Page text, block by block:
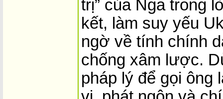
trị” của Nga trong
kết, làm suy yếu
ngờ về tính chính
chống xâm lược.
pháp lý để gọi ông